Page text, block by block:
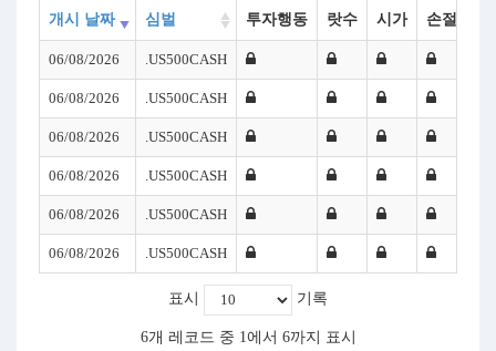
개시 날짜 심벌 투자행동 랏수 시가 손절(SL)
06/08/2026 .US500CASH
06/08/2026 .US500CASH
06/08/2026 .US500CASH
06/08/2026 .US500CASH
06/08/2026 .US500CASH
06/08/2026 .US500CASH
표시 기록
6개 레코드 중 1에서 6까지 표시